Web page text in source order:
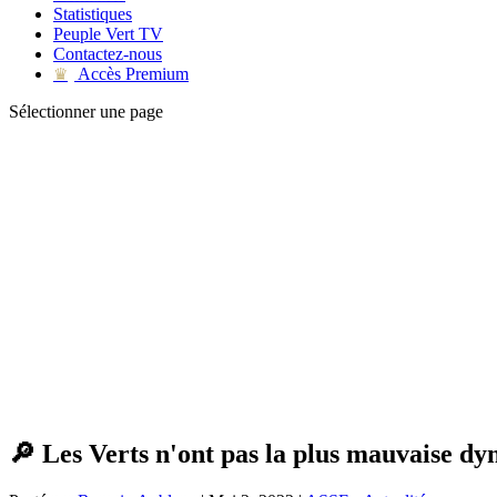
Statistiques
Peuple Vert TV
Contactez-nous
♛
Accès Premium
Sélectionner une page
🔎 Les Verts n'ont pas la plus mauvaise